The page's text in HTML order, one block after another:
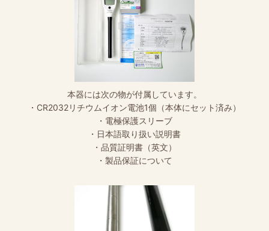
本器には次の物が付属しています。
・CR2032リチウムイオン電池1個（本体にセット済み）
・電極保護スリーブ
・日本語取り扱い説明書
・品質証明書（英文）
・製品保証について